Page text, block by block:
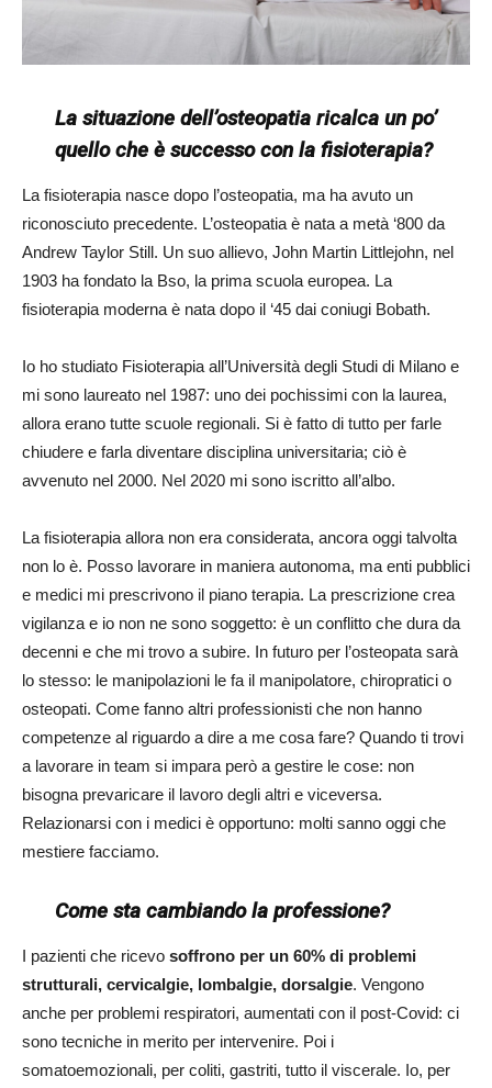
La situazione dell’osteopatia ricalca un po’
quello che è successo con la fisioterapia?
La fisioterapia nasce dopo l’osteopatia, ma ha avuto un
riconosciuto precedente. L’osteopatia è nata a metà ‘800 da
Andrew Taylor Still. Un suo allievo, John Martin Littlejohn, nel
1903 ha fondato la Bso, la prima scuola europea. La
fisioterapia moderna è nata dopo il ‘45 dai coniugi Bobath.
Io ho studiato Fisioterapia all’Università degli Studi di Milano e
mi sono laureato nel 1987: uno dei pochissimi con la laurea,
allora erano tutte scuole regionali. Si è fatto di tutto per farle
chiudere e farla diventare disciplina universitaria; ciò è
avvenuto nel 2000. Nel 2020 mi sono iscritto all’albo.
La fisioterapia allora non era considerata, ancora oggi talvolta
non lo è. Posso lavorare in maniera autonoma, ma enti pubblici
e medici mi prescrivono il piano terapia. La prescrizione crea
vigilanza e io non ne sono soggetto: è un conflitto che dura da
decenni e che mi trovo a subire. In futuro per l’osteopata sarà
lo stesso: le manipolazioni le fa il manipolatore, chiropratici o
osteopati. Come fanno altri professionisti che non hanno
competenze al riguardo a dire a me cosa fare? Quando ti trovi
a lavorare in team si impara però a gestire le cose: non
bisogna prevaricare il lavoro degli altri e viceversa.
Relazionarsi con i medici è opportuno: molti sanno oggi che
mestiere facciamo.
Come sta cambiando la professione?
I pazienti che ricevo soffrono per un 60% di problemi
strutturali, cervicalgie, lombalgie, dorsalgie. Vengono
anche per problemi respiratori, aumentati con il post-Covid: ci
sono tecniche in merito per intervenire. Poi i
somatoemozionali, per coliti, gastriti, tutto il viscerale. Io, per